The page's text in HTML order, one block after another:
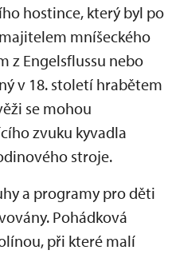
hostince, který byl po
mníšeckého
z Engelsflussu nebo
v 18. století hrabětem
se mohou
zvuku kyvadla
stroje.
a programy pro děti
Pohádková
při které malí